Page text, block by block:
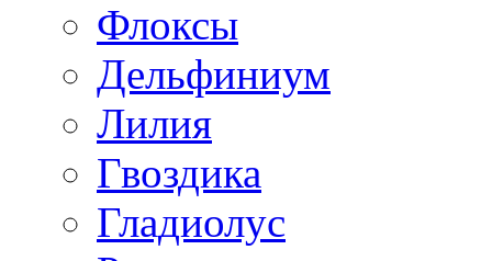
Флоксы
Дельфиниум
Лилия
Гвоздика
Гладиолус